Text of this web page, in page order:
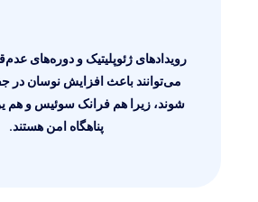
رویدادهای ژئوپلیتیک و دوره‌های
شوند، زیرا هم فرانک سوئیس و هم
پناهگاه امن هستند.